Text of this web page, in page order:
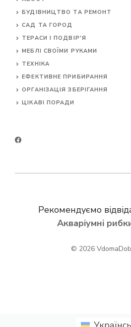
БУДІВНИЦТВО ТА РЕМОНТ
САД ТА ГОРОД
ТЕРАСИ І ПОДВІР'Я
МЕБЛІ СВОЇМИ РУКАМИ
ТЕХНІКА
ЕФЕКТИВНЕ ПРИБИРАННЯ
ОРГАНІЗАЦІЯ ЗБЕРІГАННЯ
ЦІКАВІ ПОРАДИ
Рекомендуємо
Акваріумні
© 2026